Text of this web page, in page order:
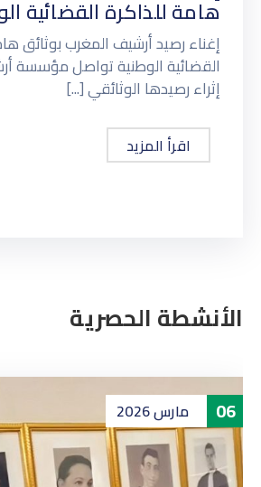
هامة للذاكرة القضائية
إغناء رصيد أرشيف المغرب بوثائق
القضائية الوطنية تواصل مؤسسة
إثراء رصيدها الوثائقي [...]
اقرأ المزيد
الأنشطة الحصرية
06 مارس2026